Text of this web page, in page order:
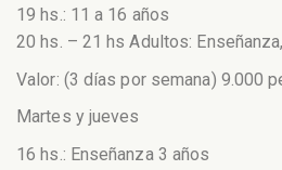
19 hs.: 11 a 16 años
20 hs. – 21 hs Adultos:
Valor: (3 días por semana) 9.000
Martes y jueves
16 hs.: Enseñanza 3 años